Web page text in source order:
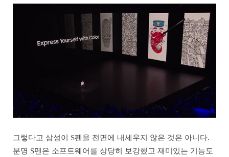
그렇다고 삼성이 S펜을 전면에 내세우지 않은 것은 아니다.
분명 S펜은 소프트웨어를 상당히 보강했고 재미있는 기능도